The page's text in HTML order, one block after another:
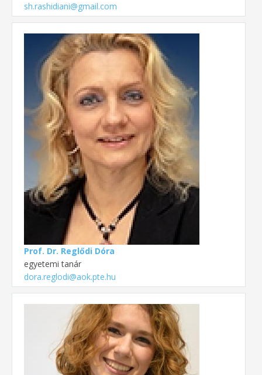
sh.rashidiani@gmail.com
Prof. Dr. Reglődi Dóra
egyetemi tanár
dora.reglodi@aok.pte.hu